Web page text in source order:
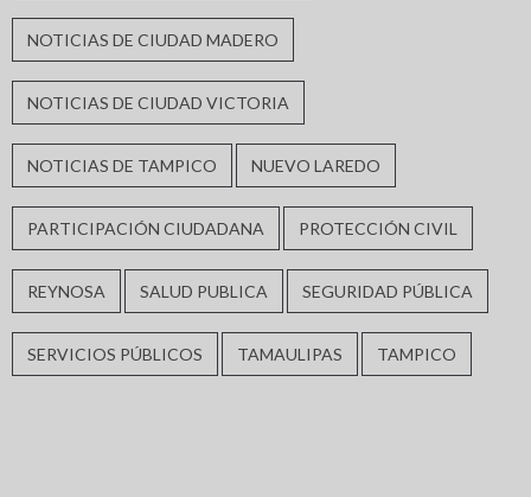
NOTICIAS DE CIUDAD MADERO
NOTICIAS DE CIUDAD VICTORIA
NOTICIAS DE TAMPICO NUEVO LAREDO
PARTICIPACIÓN CIUDADANA PROTECCIÓN CIVIL
REYNOSA SALUD PUBLICA SEGURIDAD PÚBLICA
SERVICIOS PÚBLICOS TAMAULIPAS TAMPICO